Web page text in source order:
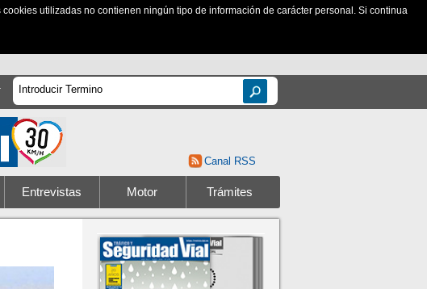
utilizadas no contienen ningún tipo de información de carácter personal. Si continua
Canal RSS
Entrevistas Motor Trámites